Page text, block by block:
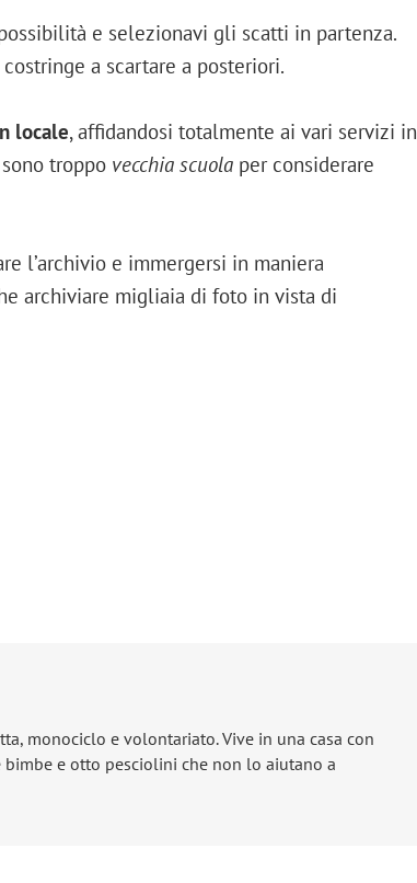
e selezionavi gli scatti in partenza.
a scartare a posteriori.
locale, affidandosi totalmente ai vari servizi in
troppo vecchia scuola per considerare
l’archivio e immergersi in maniera
archiviare migliaia di foto in vista di
monociclo e volontariato. Vive in una casa con
e otto pesciolini che non lo aiutano a